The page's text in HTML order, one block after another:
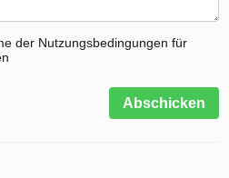
der Nutzungsbedingungen für
Abschicken